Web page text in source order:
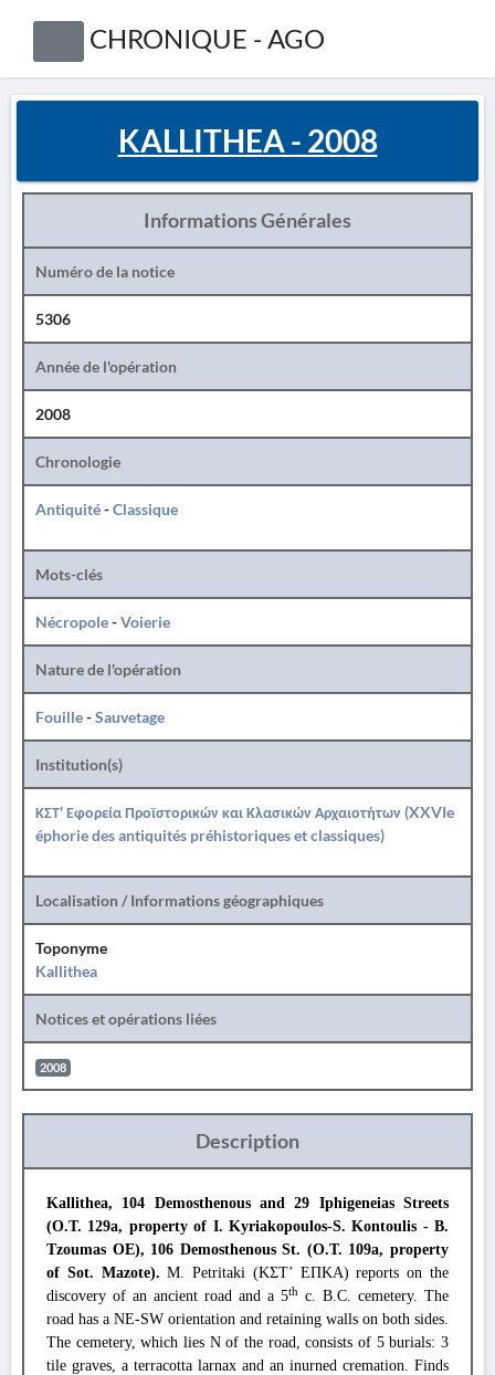
CHRONIQUE - AGO
KALLITHEA - 2008
Informations Générales
Numéro de la notice
5306
Année de l'opération
2008
Chronologie
Antiquité-Classique
Mots-clés
Nécropole-Voierie
Nature de l'opération
Fouille-Sauvetage
Institution(s)
ΚΣΤ' Εφορεία Προϊστορικών και Κλασικών Αρχαιοτήτων (XXVIe
éphorie des antiquités préhistoriques et classiques)
Localisation / Informations géographiques
Toponyme
Kallithea
Notices et opérations liées
2008
Description
Kallithea, 104 Demosthenous and 29 Iphigeneias Streets
(O.T. 129a, property of I. Kyriakopoulos-S. Kontoulis - B.
Tzoumas OE), 106 Demosthenous St. (O.T. 109a, property
of Sot. Mazote).M. Petritaki (ΚΣΤ’ ΕΠΚΑ) reports on the
discovery of an ancient road and a 5th
c. B.C. cemetery. The
road has a NE-SW orientation and retaining walls on both sides.
The cemetery, which lies N of the road, consists of 5 burials: 3
tile graves, a terracotta larnax and an inurned cremation. Finds